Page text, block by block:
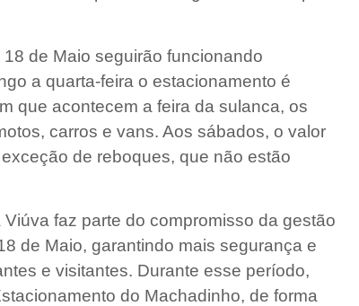
de Maio seguirão funcionando
a quarta-feira o estacionamento é
que acontecem a feira da sulanca, os
carros e vans. Aos sábados, o valor
de reboques, que não estão
faz parte do compromisso da gestão
de Maio, garantindo mais segurança e
e visitantes. Durante esse período,
do Machadinho, de forma